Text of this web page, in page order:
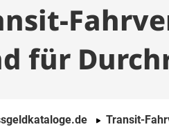
für
Transit-